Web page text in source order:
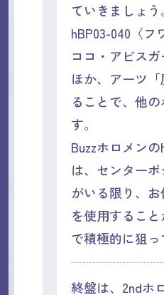
ていきましょう
hBP03-040〈フ
ココ・アビス
ほか、アーツ
ることで、他
す。
Buzzホロメン
は、センター
がいる限り、
を使用するこ
で積極的に狙っ
終盤は、2ndホ